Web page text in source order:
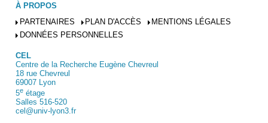
À PROPOS
PARTENAIRES
PLAN D'ACCÈS
MENTIONS LÉGALES
DONNÉES PERSONNELLES
CEL
Centre de la Recherche Eugène Chevreul
18 rue Chevreul
69007 Lyon
5e étage
Salles 516-520
cel@univ-lyon3.fr